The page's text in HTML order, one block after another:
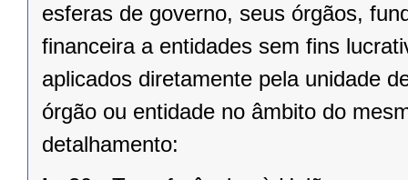
esferas de governo, seus órgãos,
financeira a entidades sem fins
aplicados diretamente pela unidade
órgão ou entidade no âmbito do
detalhamento: